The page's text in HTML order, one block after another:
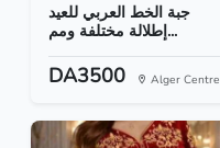
جبة الخط العربي للعيد
إطلالة مختلفة ومم...
DA3500 Alger Centre